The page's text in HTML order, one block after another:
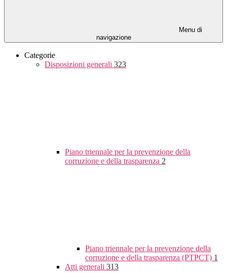
Menu di
navigazione
Categorie
Disposizioni generali 323
Piano triennale per la prevenzione della
corruzione e della trasparenza 2
Piano triennale per la prevenzione della
corruzione e della trasparenza (PTPCT) 1
Atti generali 313